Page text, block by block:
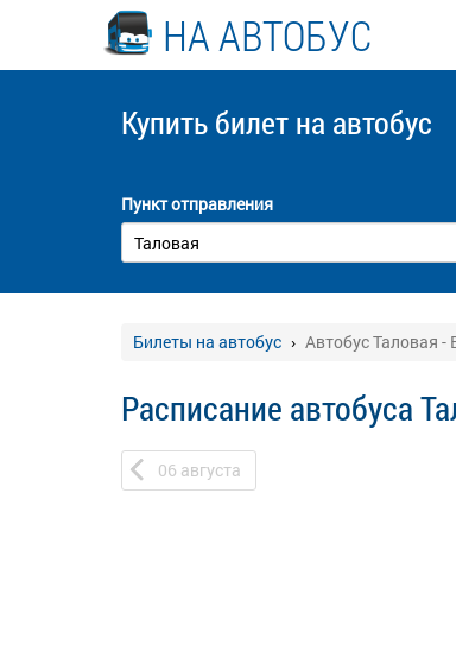
НА АВТОБУС
Купить билет на автобус
Пункт отправления
Билеты на автобус Автобус Таловая -
Расписание автобуса
06 августа